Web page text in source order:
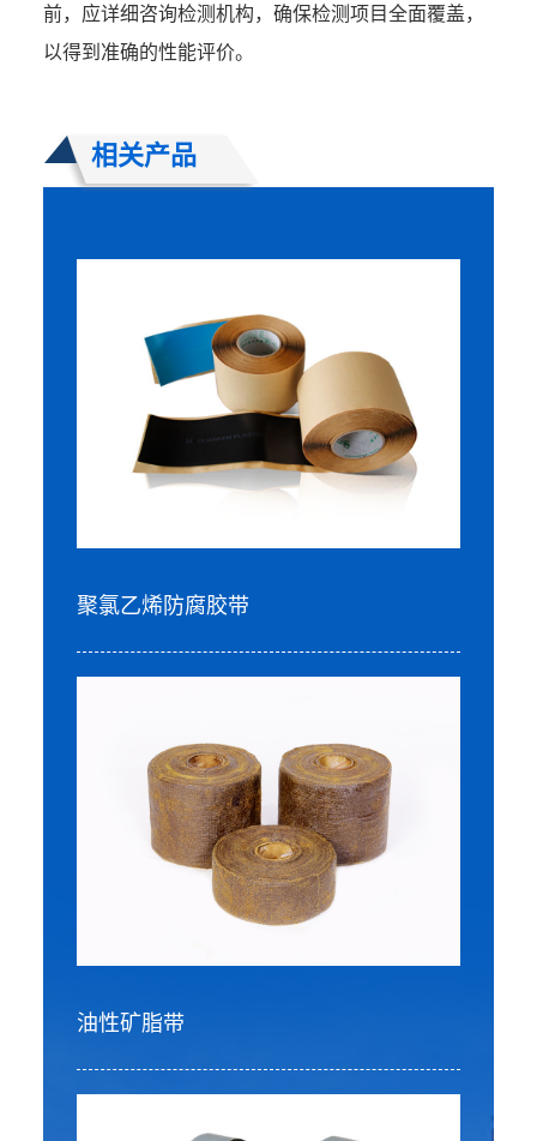
前，应详细咨询检测机构，确保检测项目全面覆盖，
以得到准确的性能评价。
相关产品
聚氯乙烯防腐胶带
油性矿脂带